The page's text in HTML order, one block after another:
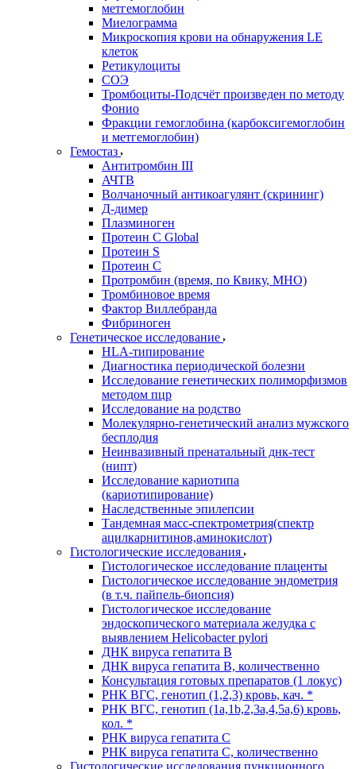
метгемоглобин
Миелограмма
Микроскопия крови на обнаружения LE
клеток
Ретикулоциты
СОЭ
Тромбоциты-Подсчёт произведен по методу
Фонио
Фракции гемоглобина (карбоксигемоглобин
и метгемоглобин)
Гемостаз
Антитромбин III
АЧТВ
Волчаночный антикоагулянт (скрининг)
Д-димер
Плазминоген
Протеин C Global
Протеин S
Протеин С
Протромбин (время, по Квику, МНО)
Тромбиновое время
Фактор Виллебранда
Фибриноген
Генетическое исследование
HLA-типирование
Диагностика периодической болезни
Исследование генетических полиморфизмов
методом пцр
Исследование на родство
Молекулярно-генетический анализ мужского
бесплодия
Неинвазивный пренатальный днк-тест
(нипт)
Исследование кариотипа
(кариотипирование)
Наследственные эпилепсии
Тандемная масс-спектрометрия(спектр
ацилкарнитинов,аминокислот)
Гистологические исследования
Гистологическое исследование плаценты
Гистологическое исследование эндометрия
(в т.ч. пайпель-биопсия)
Гистологическое исследование
эндоскопического материала желудка с
выявлением Helicobacter pylori
ДНК вируса гепатита B
ДНК вируса гепатита B, количественно
Консультация готовых препаратов (1 локус)
РНК ВГC, генотип (1,2,3) кровь, кач. *
РНК ВГC, генотип (1a,1b,2,3a,4,5a,6) кровь,
кол. *
РНК вируса гепатита C
РНК вируса гепатита C, количественно
Гистологические исследования пункционного